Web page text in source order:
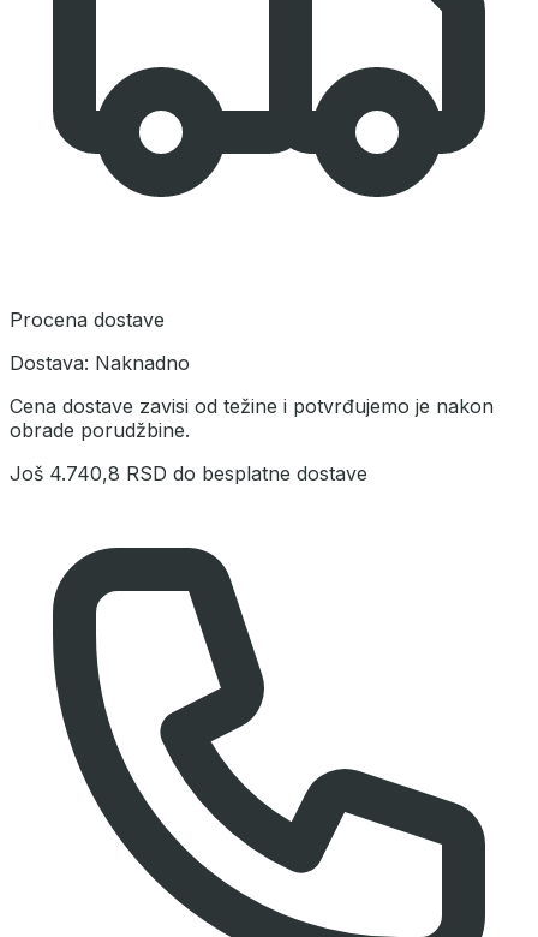
Procena dostave
Dostava: Naknadno
Cena dostave zavisi od težine i potvrđujemo je nakon
obrade porudžbine.
Još 4.740,8 RSD do besplatne dostave